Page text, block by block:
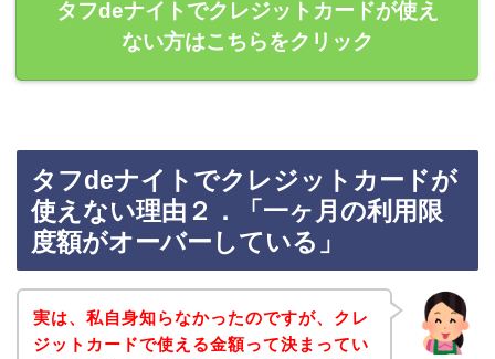
タフdeナイトでクレジットカードが使え
ない方はこちらをクリック
タフdeナイトでクレジットカードが
使えない理由２．「一ヶ月の利用限
度額がオーバーしている」
実は、私自身知らなかったのですが、クレ
ジットカードで使える金額って決まってい